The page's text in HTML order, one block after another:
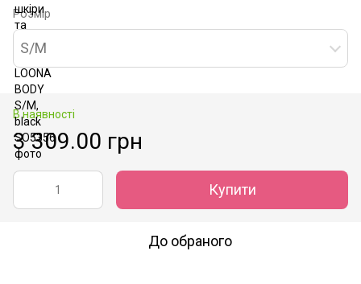
Розмір
S/M
В наявності
3 309.00 грн
Купити
До обраного